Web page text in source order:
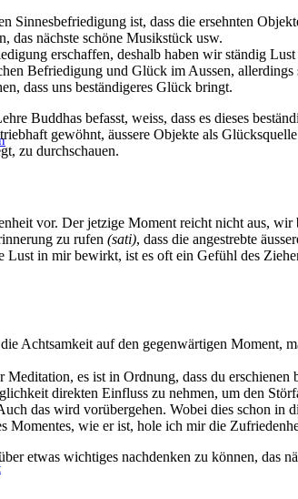
Sinnesbefriedigung ist, dass die ersehnten
das nächste schöne Musikstück usw.
erschaffen, deshalb haben wir ständig
Befriedigung und Glück im Aussen,
dass uns beständigeres Glück bringt.
Buddhas befasst, weiss, dass es dieses
gewöhnt, äussere Objekte als
zu durchschauen.
vor. Der jetzige Moment reicht nicht aus,
zu rufen (sati), dass die angestrebte
in mir bewirkt, ist es oft ein Gefühl des
Achtsamkeit auf den gegenwärtigen Moment,
es ist in Ordnung, dass du
direkten Einfluss zu nehmen, um den
das wird vorübergehen. Wobei dies schon in
Momentes, wie er ist, hole ich mir die
etwas wichtiges nachdenken zu können, das